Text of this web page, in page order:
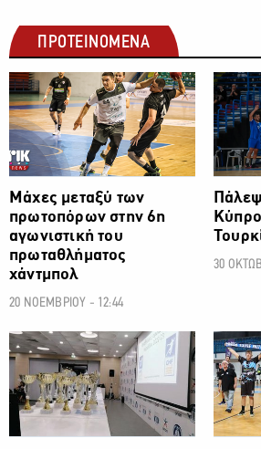
ΠΡΟΤΕΙΝΟΜΕΝΑ
Μάχες μεταξύ των
πρωτοπόρων στην 6η
αγωνιστική του
πρωταθλήματος
χάντμπολ
20 ΝΟΕΜΒΡΙΟΥ - 12:44
30